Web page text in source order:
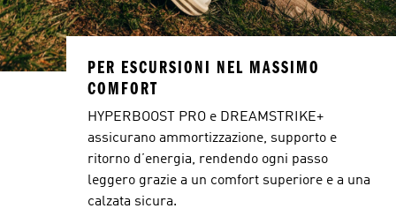
PER ESCURSIONI NEL MASSIMO
COMFORT
HYPERBOOST PRO e DREAMSTRIKE+
assicurano ammortizzazione, supporto e
ritorno d’energia, rendendo ogni passo
leggero grazie a un comfort superiore e a una
calzata sicura.